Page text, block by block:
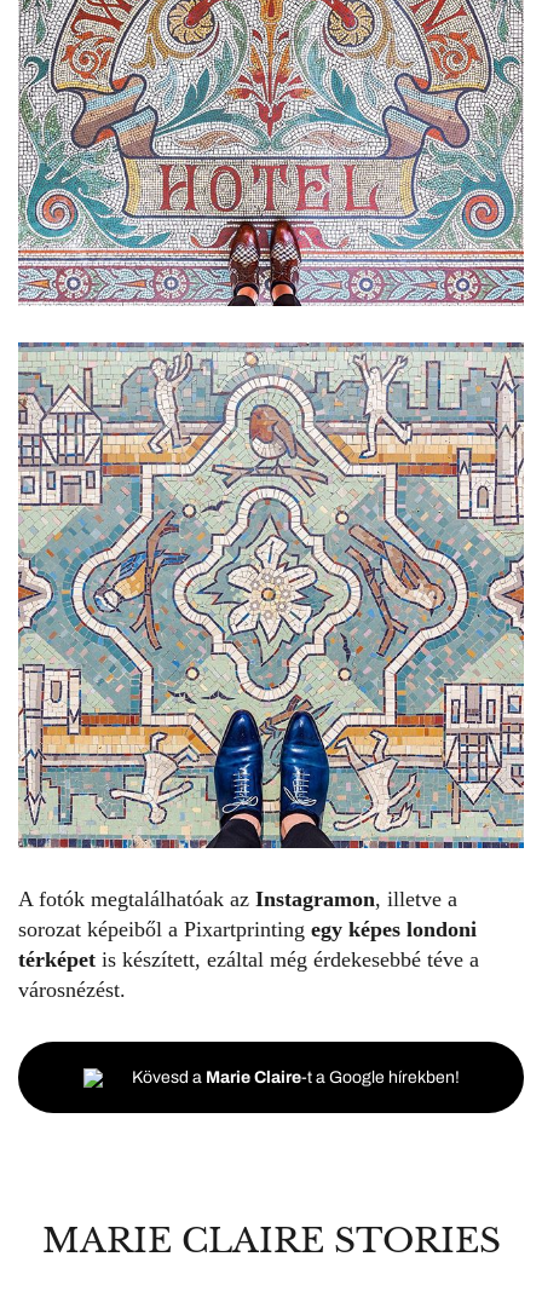
A fotók megtalálhatóak az Instagramon, illetve a
sorozat képeiből a Pixartprinting egy képes londoni
térképet is készített, ezáltal még érdekesebbé téve a
városnézést.
Kövesd a Marie Claire-t a Google hírekben!
MARIE CLAIRE STORIES